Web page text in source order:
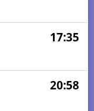
17:35
20:58